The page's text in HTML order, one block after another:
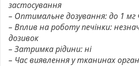
застосування
– Оптимальне дозування: до 1 мг
– Вплив на роботу печінки:
дозивок
– Затримка рідини: ні
– Час виявлення у тканинах